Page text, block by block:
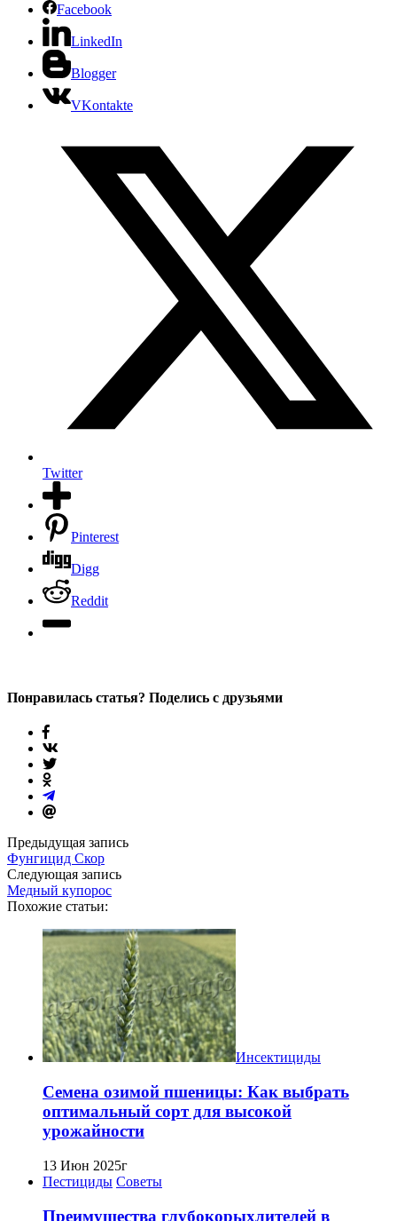
Facebook
LinkedIn
Blogger
VKontakte
Twitter
Pinterest
Digg
Reddit
Понравилась статья? Поделись с друзьями
Предыдущая запись
Фунгицид Скор
Следующая запись
Медный купорос
Похожие статьи:
Инсектициды
Семена озимой пшеницы: Как выбрать
оптимальный сорт для высокой
урожайности
13 Июн 2025г
Пестициды Советы
Преимущества глубокорыхлителей в